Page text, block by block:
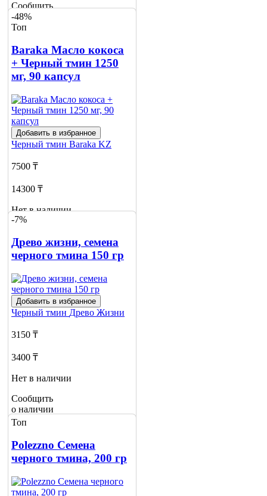
Сообщить
о наличии
1
-48%
Топ
Baraka Масло кокоса
+ Черный тмин 1250
мг, 90 капсул
Добавить в избранное
Черный тмин Baraka KZ
7500 ₸
14300 ₸
Нет в наличии
о наличии
-7%
Древо жизни, семена
черного тмина 150 гр
Добавить в избранное
Черный тмин Древо Жизни
3150 ₸
3400 ₸
Нет в наличии
Сообщить
о наличии
Топ
Polezzno Семена
черного тмина, 200 гр